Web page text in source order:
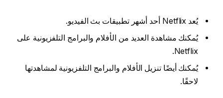
يُعد Netflix أحد أشهر تطبيقات بث الفيديو.
يُمكنك مشاهدة العديد من الأفلام والبرامج التلفزيونية على
Netflix.
يُمكنك أيضًا تنزيل الأفلام والبرامج التلفزيونية لمشاهدتها
لاحقًا.